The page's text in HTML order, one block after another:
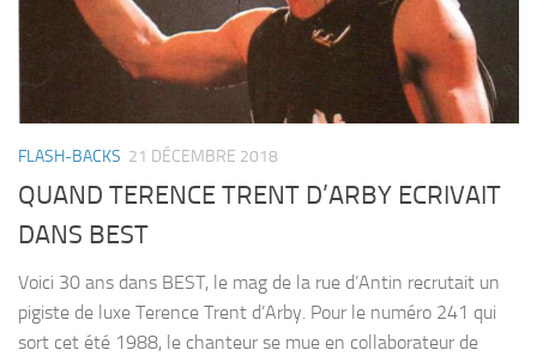
FLASH-BACKS 21 DÉCEMBRE 2018
QUAND TERENCE TRENT D’ARBY ECRIVAIT
DANS BEST
Voici 30 ans dans BEST, le mag de la rue d’Antin recrutait un
pigiste de luxe Terence Trent d’Arby. Pour le numéro 241 qui
sort cet été 1988, le chanteur se mue en collaborateur de